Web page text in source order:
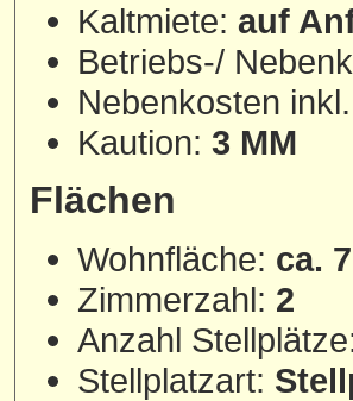
Kaltmiete: auf
Betriebs-/
Nebenkosten
Kaution: 3 MM
Flächen
Wohnfläche: ca.
Zimmerzahl: 2
Anzahl
Stellplatzart: